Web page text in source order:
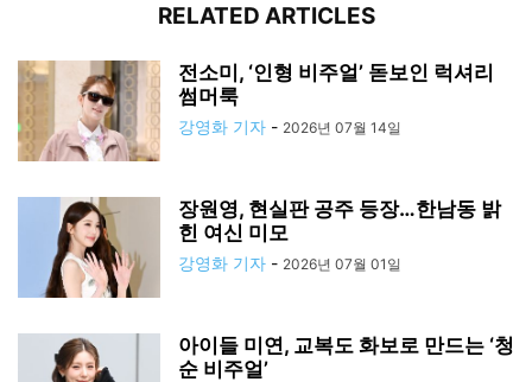
RELATED ARTICLES
전소미, ‘인형 비주얼’ 돋보인 럭셔리
썸머룩
강영화 기자 - 2026년 07월 14일
장원영, 현실판 공주 등장…한남동 밝
힌 여신 미모
강영화 기자 - 2026년 07월 01일
아이들 미연, 교복도 화보로 만드는 ‘청
순 비주얼’